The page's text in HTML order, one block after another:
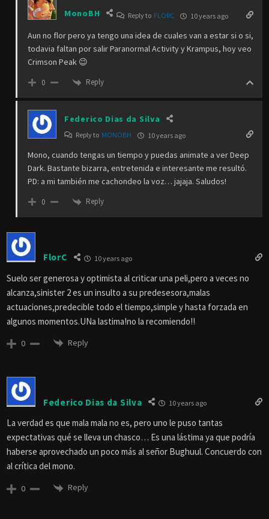
MonoBH Reply to FLORC 10 years ago
Aun no flor pero ya tengo una idea de cuales van a estar si o si,
todavia faltan por salir Paranormal Activity y Krampus, hoy veo
Crimson Peak 😉
0 Reply
Federico Dias da Silva
Reply to MONOBH 10 years ago
Mono, cuando tengas un tiempo y puedas animate a ver Deep
Dark. Bastante bizarra, entretenida e interesante me resultó.
PD: a mi también me cachondeo la voz… jajaja. Saludos!
0 Reply
FlorC 10 years ago
Suelo ser generosa y optimista al criticar una peli,pero a veces no
alcanza,sinister 2 es un insulto a su predesesora,malas
actuaciones,predecible todo el tiempo,simple y hasta forzada en
algunos momentos.UNa lastima!no la recomiendo!!
0 Reply
Federico Dias da Silva 10 years ago
La verdad es que mala mala no es, pero uno le puso tantas
expectativas qué se lleva un chasco… Es una lástima ya que podría
haberse aprovechado un poco más al señor Bughuul. Concuerdo con
al crítica del mono.
0 Reply